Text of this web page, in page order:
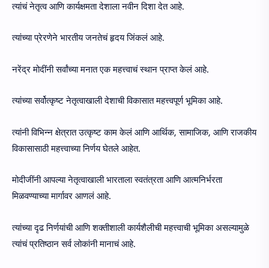
त्यांचं नेतृत्व आणि कार्यक्षमता देशाला नवीन दिशा देत आहे.
त्यांच्या प्रेरणेने भारतीय जनतेचं हृदय जिंकलं आहे.
नरेंद्र मोदींनी सर्वांच्या मनात एक महत्त्वाचं स्थान प्राप्त केलं आहे.
त्यांच्या सर्वोत्कृष्ट नेतृत्वाखाली देशाची विकासात महत्त्वपूर्ण भूमिका आहे.
त्यांनी विभिन्न क्षेत्रात उत्कृष्ट काम केलं आणि आर्थिक, सामाजिक, आणि राजकीय
विकासासाठी महत्त्वाच्या निर्णय घेतले आहेत.
मोदीजींनी आपल्या नेतृत्वाखाली भारताला स्वतंत्रता आणि आत्मनिर्भरता
मिळवण्याच्या मार्गावर आणलं आहे.
त्यांच्या दृढ निर्णयांची आणि शक्तीशाली कार्यशैलीची महत्त्वाची भूमिका असल्यामुळे
त्यांचं प्रतिष्ठान सर्व लोकांनी मानाचं आहे.